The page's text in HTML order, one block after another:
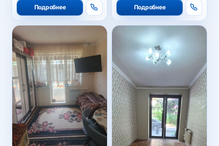
Подробнее Подробнее